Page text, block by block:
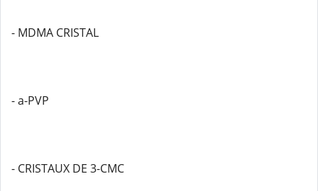
- MDMA CRISTAL
- a-PVP
- CRISTAUX DE 3-CMC